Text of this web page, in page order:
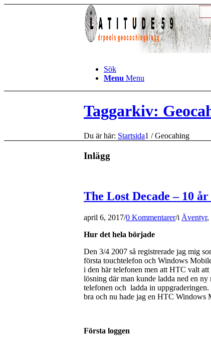
Sök
Menu Menu
Taggarkiv:
Du är här: Startsida1 / Geocahing
Inlägg
The Lost Decade – 10
april 6, 2017/0 Kommentarer/i Äventyr,
Hur det hela började
Den 3/4 2007 så registrerade jag mig
första touchtelefon och Windows
i den här telefonen men att HTC valt
lösning där man kunde ladda ned en
telefonen och ladda in
bra och nu hade jag en HTC Windows
Första loggen